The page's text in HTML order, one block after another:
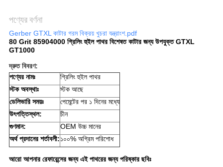
পণ্যের বর্ণনা
Gerber GTXL কাটার গরম বিক্রয় খুচরা যন্ত্রাংশ.pdf
80 Grit 85904000 গ্রিলিং হুইল পাথর বিশেষত কাটার জন্য উপযুক্ত GTXL
GT1000
দ্রুত বিবরণ:
পণ্যের নামঃ
গ্রিলিং হুইল পাথর
স্টক অবস্থাঃ
স্টক আছে
ডেলিভারি সময়ঃ
পেমেন্টের পর ১ দিনের মধ্যে
উৎপত্তিস্থল:
চীন
গুণমান:
OEM উচ্চ মানের
অর্থ প্রদানের শর্তাবলী:১০০% অগ্রিম পরিশোধ
আরো আপনার রেফারেন্সের জন্য এই পাথরের জন্য পরিষ্কার ছবিঃ